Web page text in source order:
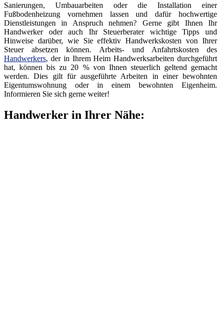
Sanierungen, Umbauarbeiten oder die Installation einer
Fußbodenheizung vornehmen lassen und dafür hochwertige
Dienstleistungen in Anspruch nehmen? Gerne gibt Ihnen Ihr
Handwerker oder auch Ihr Steuerberater wichtige Tipps und
Hinweise darüber, wie Sie effektiv Handwerkskosten von Ihrer
Steuer absetzen können. Arbeits- und Anfahrtskosten des
Handwerkers, der in Ihrem Heim Handwerksarbeiten durchgeführt
hat, können bis zu 20 % von Ihnen steuerlich geltend gemacht
werden. Dies gilt für ausgeführte Arbeiten in einer bewohnten
Eigentumswohnung oder in einem bewohnten Eigenheim.
Informieren Sie sich gerne weiter!
Handwerker in Ihrer Nähe: